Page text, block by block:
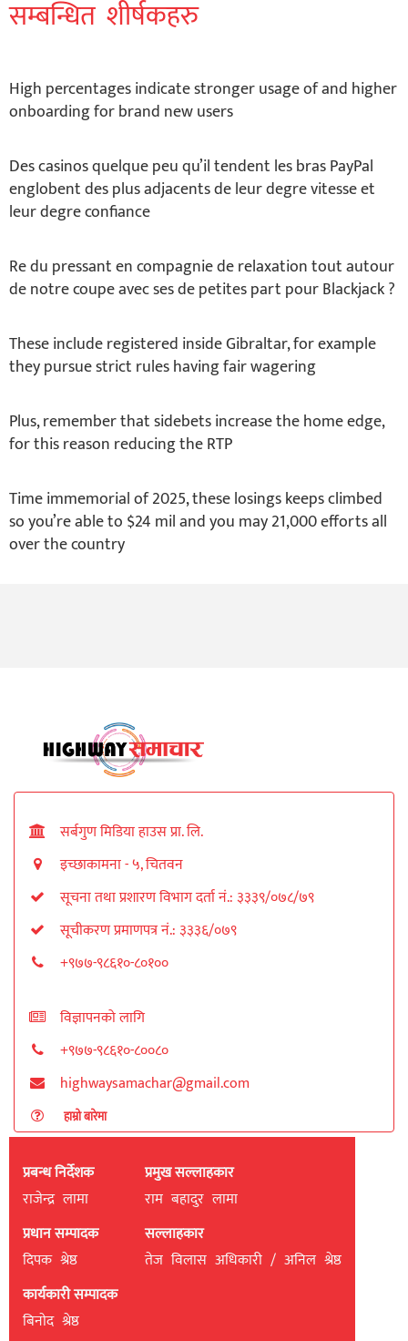
सम्बन्धित शीर्षकहरु
High percentages indicate stronger usage of and higher
onboarding for brand new users
Des casinos quelque peu qu’il tendent les bras PayPal
englobent des plus adjacents de leur degre vitesse et
leur degre confiance
Re du pressant en compagnie de relaxation tout autour
de notre coupe avec ses de petites part pour Blackjack ?
These include registered inside Gibraltar, for example
they pursue strict rules having fair wagering
Plus, remember that sidebets increase the home edge,
for this reason reducing the RTP
Time immemorial of 2025, these losings keeps climbed
so you’re able to $24 mil and you may 21,000 efforts all
over the country
सर्बगुण मिडिया हाउस प्रा. लि.
इच्छाकामना - ५, चितवन
सूचना तथा प्रशारण विभाग दर्ता नं.: ३३३९/०७८/७९
सूचीकरण प्रमाणपत्र नं.: ३३३६/०७९
+९७७-९८६१०-८०१००
विज्ञापनको लागि
+९७७-९८६१०-८००८०
highwaysamachar@gmail.com
हाम्रो बारेमा
प्रबन्ध निर्देशक
राजेन्द्र लामा
प्रधान सम्पादक
दिपक श्रेष्ठ
कार्यकारी सम्पादक
बिनाेद श्रेष्ठ
प्रमुख सल्लाहकार
राम बहादुर लामा
सल्लाहकार
तेज विलास अधिकारी / अनिल श्रेष्ठ